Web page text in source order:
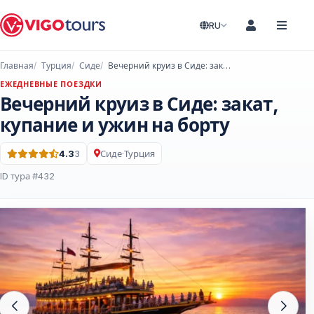
RU
Главная Турция Сиде Вечерний круиз в Сиде: закат, купание и ужин на борту
ЕЖЕДНЕВНЫЕ ПОЕЗДКИ
Вечерний круиз в Сиде: закат,
купание и ужин на борту
Оценка: 4.3 из 5 · 3 Отзывы
4.33 Сиде·Турция
ID тура #432